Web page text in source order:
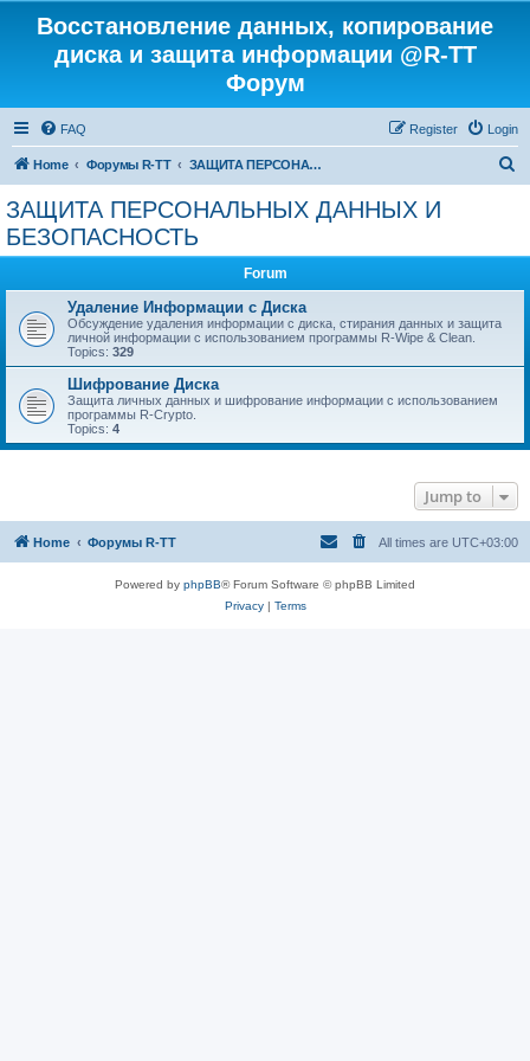
Восстановление данных, копирование
диска и защита информации @R-TT
Форум
FAQ Login
Register
Home Форумы R-TT ЗАЩИТА ПЕРСОНАЛЬНЫХ ДАННЫХ И БЕЗОПАСНОСТЬ
ЗАЩИТА ПЕРСОНАЛЬНЫХ ДАННЫХ И
БЕЗОПАСНОСТЬ
Forum
Удаление Информации с Диска
Обсуждение удаления информации с диска, стирания данных и защита
личной информации с использованием программы R-Wipe & Clean.
Topics: 329
Шифрование Диска
Защита личных данных и шифрование информации с использованием
программы R-Crypto.
Topics: 4
Jump to
Home Форумы R-TT All times are UTC+03:00
Powered by phpBB® Forum Software © phpBB Limited
Privacy| Terms